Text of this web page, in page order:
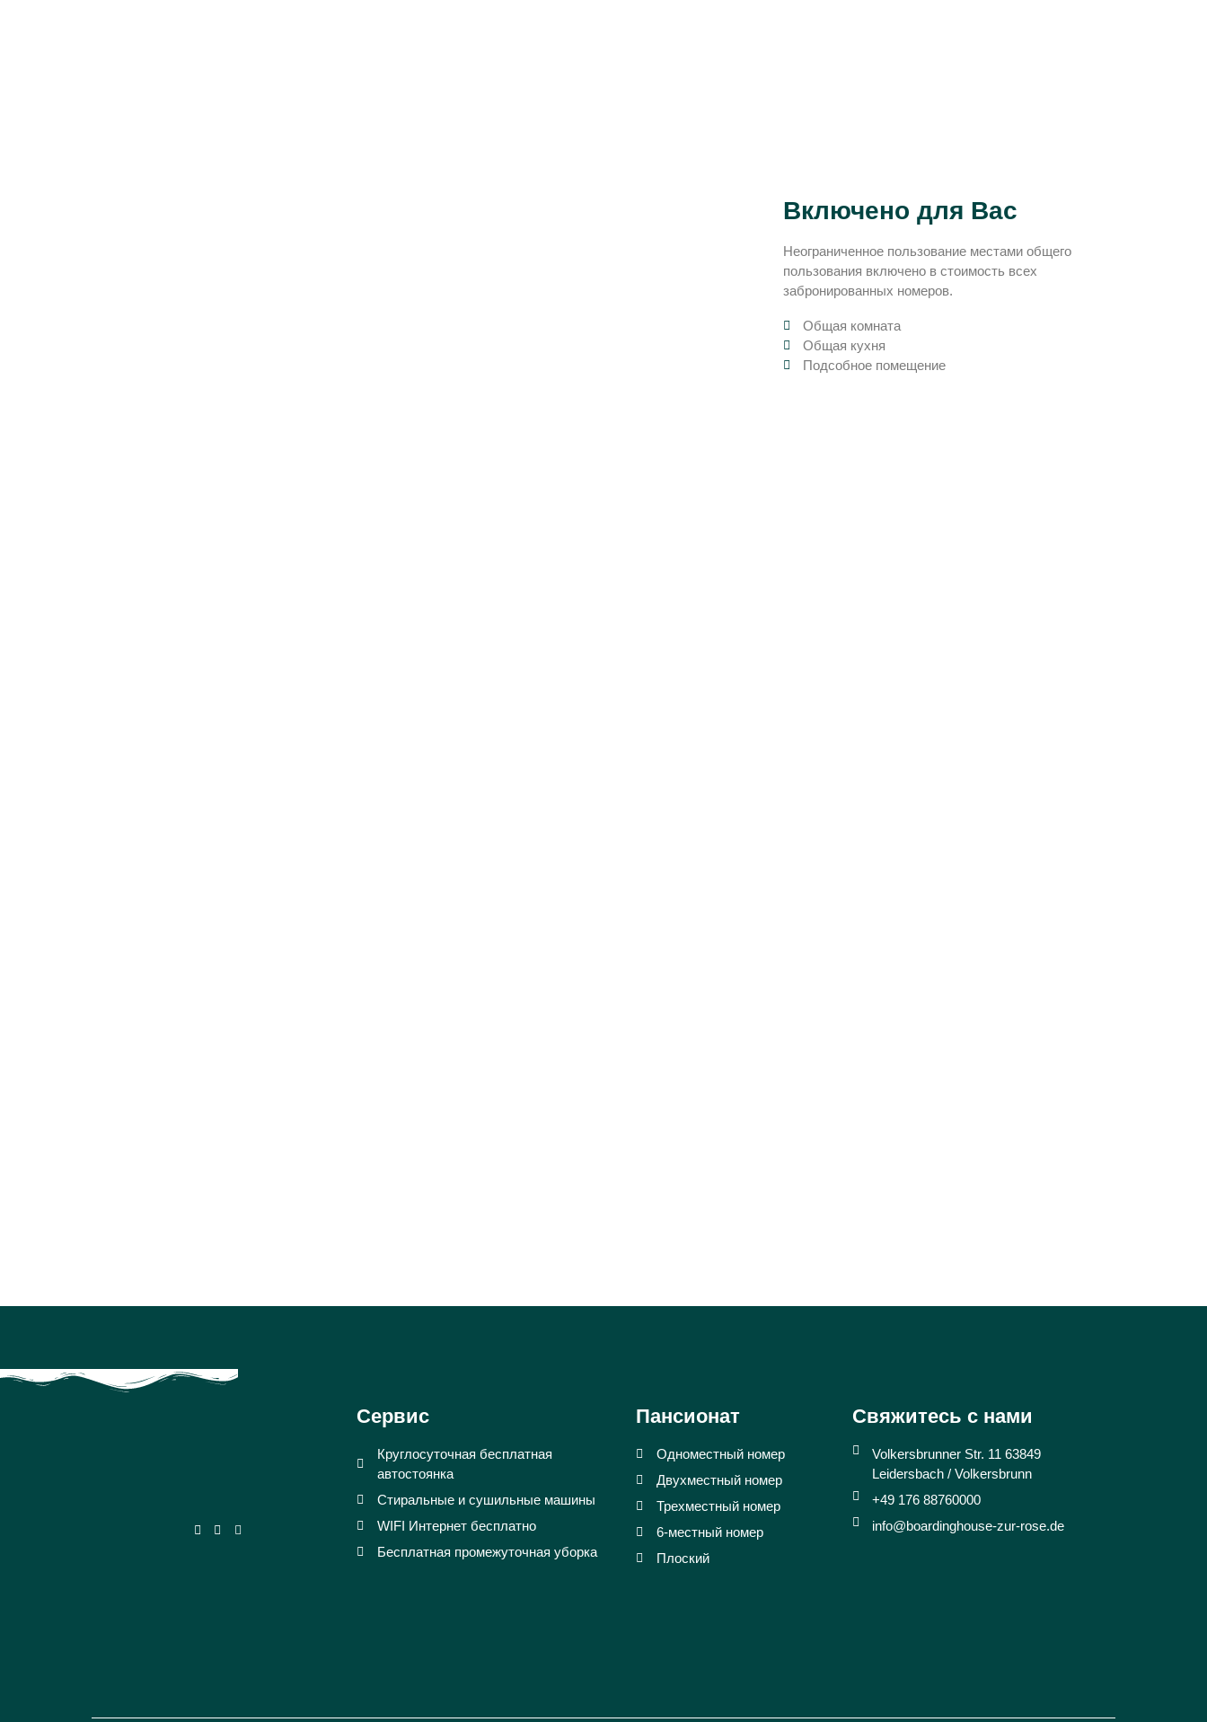
Включено для Вас
Неограниченное пользование местами общего
пользования включено в стоимость всех
забронированных номеров.
Общая комната
Общая кухня
Подсобное помещение
Сервис
Круглосуточная бесплатная
автостоянка
Стиральные и сушильные машины
WIFI Интернет бесплатно
Бесплатная промежуточная уборка
Пансионат
Одноместный номер
Двухместный номер
Трехместный номер
6-местный номер
Плоский
Свяжитесь с нами
Volkersbrunner Str. 11 63849
Leidersbach / Volkersbrunn
+49 176 88760000
info@boardinghouse-zur-rose.de